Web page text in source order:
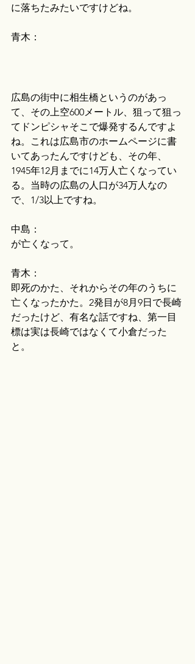
に落ちたみたいですけどね。
青木：
広島の街中に相生橋というのがあっ
て、その上空600メートル、狙って狙っ
てドンピシャそこで爆発するんですよ
ね。これは広島市のホームページに書
いてあったんですけども、その年、
1945年12月までに14万人亡くなってい
る。当時の広島の人口が34万人なの
で、1/3以上ですね。
中島：
が亡くなって。
青木：
即死のかた、それからその年のうちに
亡くなったかた。2発目が8月9日で長崎
だったけど、有名な話ですね、第一目
標は実は長崎ではなくて小倉だった
と。